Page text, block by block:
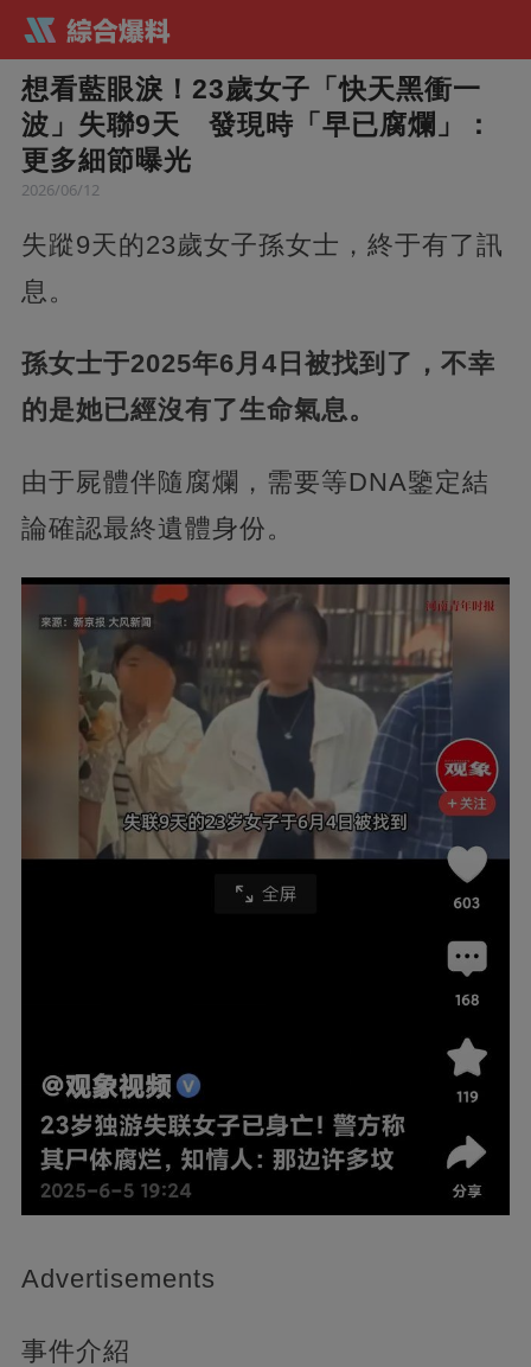
想看藍眼淚！23歲女子「快天黑衝一
波」失聯9天 發現時「早已腐爛」：
更多細節曝光
2026/06/12
失蹤9天的23歲女子孫女士，終于有了訊
息。
孫女士于2025年6月4日被找到了，不幸
的是她已經沒有了生命氣息。
由于屍體伴隨腐爛，需要等DNA鑒定結
論確認最終遺體身份。
Advertisements
事件介紹